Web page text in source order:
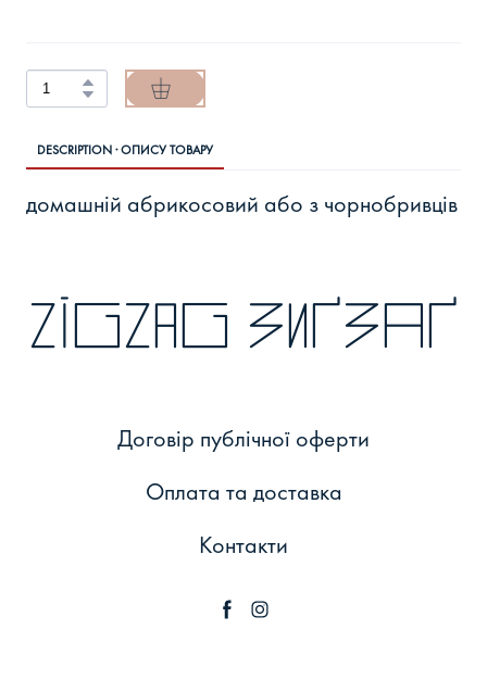
DESCRIPTION · ОПИСУ ТОВАРУ
домашній абрикосовий або з чорнобривців
zigzag зиґзаґ
Договір публічної оферти
Оплата та доставка
Контакти